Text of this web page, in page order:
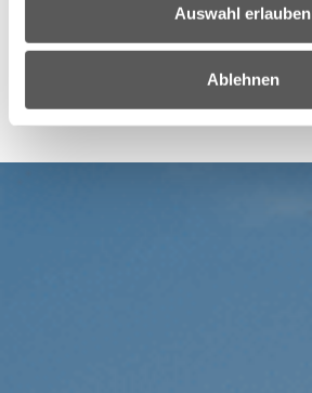
Auswahl erlauben
Ablehnen